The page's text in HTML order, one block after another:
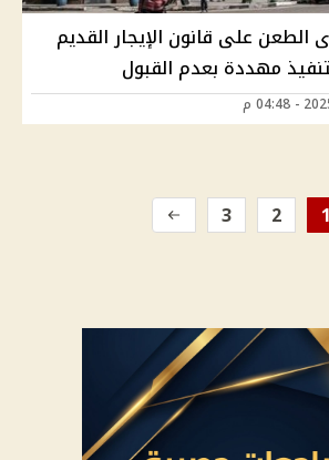
الطعن على قانون الإيجار القديم
مهددة بعدم القبول
1
2
3